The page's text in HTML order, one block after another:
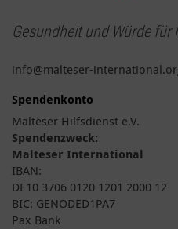
Gesundheit und Würde für
info@malteser-
Spendenkonto
Malteser Hilfsdienst e.V.
Spendenzweck:
Malteser International
IBAN:
DE10 3706 0120 1201 2000 12
BIC: GENODED1PA7
Pax Bank